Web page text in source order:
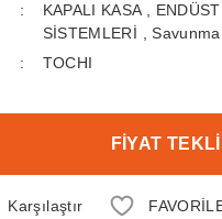
KAPALI KASA
SİSTEMLERİ
,
TOCHI
FİYAT
Karşılaştır